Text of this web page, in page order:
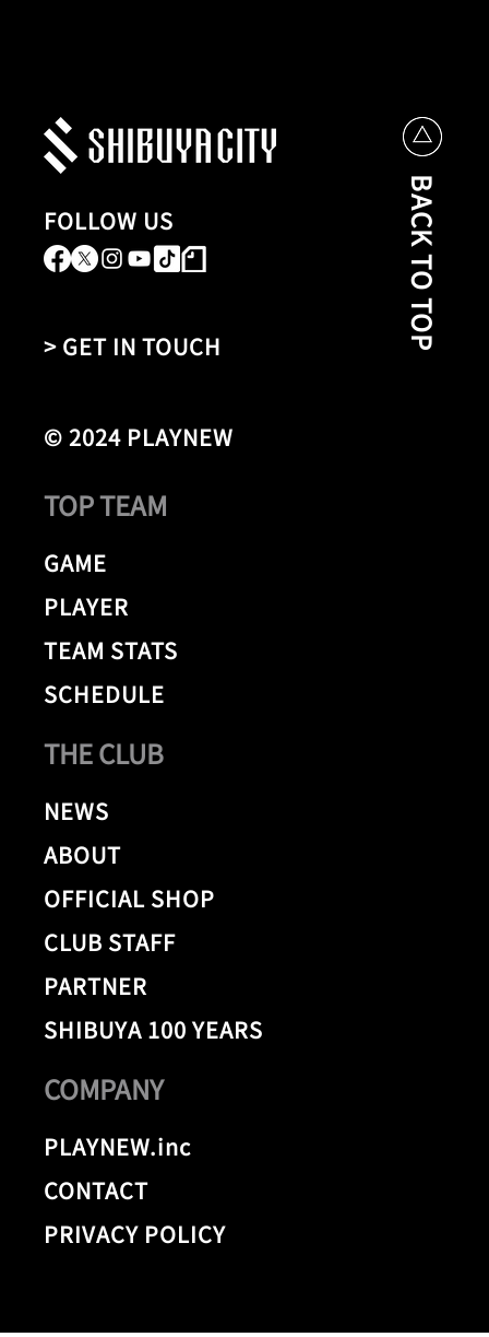
FOLLOW US
> GET IN TOUCH
© 2024 PLAYNEW
THE CLUB
NEWS
ABOUT
OFFICIAL SHOP
CLUB STAFF
PARTNER
SHIBUYA 100 YEARS
COMPANY
PLAYNEW.inc
CONTACT
PRIVACY POLICY
TOP TEAM
GAME
PLAYER
TEAM STATS
SCHEDULE
BACK TO TOP